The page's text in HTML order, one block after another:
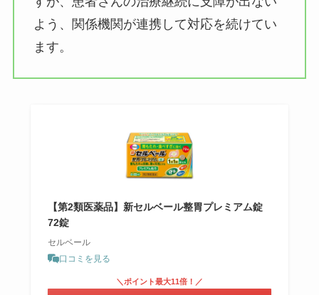
よう、関係機関が連携して対応を続けてい
ます。
【第2類医薬品】新セルベール整胃プレミアム錠
72錠
セルベール
口コミを見る
＼ポイント最大11倍！／